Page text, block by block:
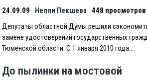
24.09.09 Нелли Пекшева 448 просмотров
Депутаты областной Думы решили
замене удостоверений государственных
Тюменской области. С 1 января 2010 года…
До пылинки на мостовой